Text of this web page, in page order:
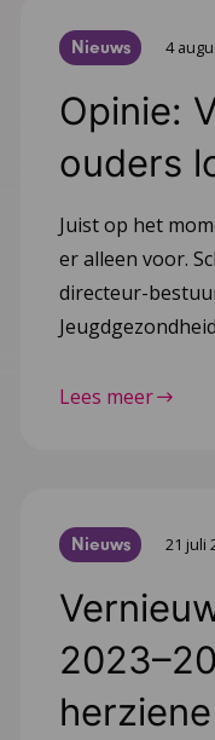
Nieuws 4
Opinie:
ouders
Juist op het
er alleen voor.
directeur-
Lees meer
Nieuws 21 juli